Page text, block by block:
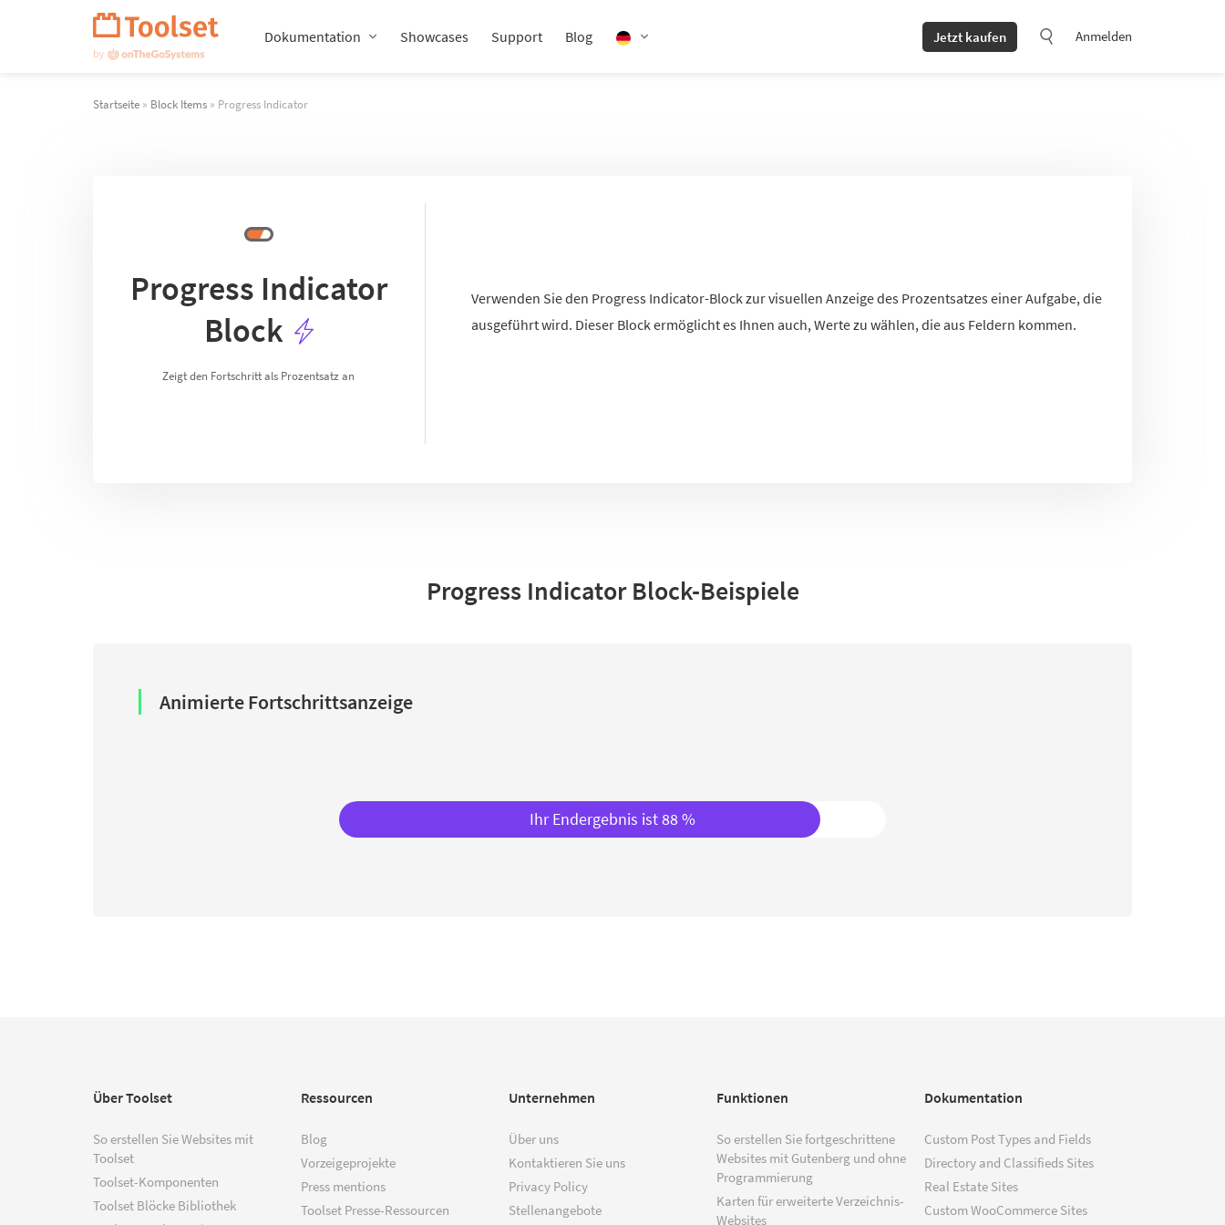
Dokumentation Showcases Support Blog Jetzt kaufen Anmelden
Startseite » Block Items » Progress Indicator
Progress Indicator
Block
Zeigt den Fortschritt als Prozentsatz an
Verwenden Sie den Progress Indicator-Block zur visuellen Anzeige des Prozentsatzes einer Aufgabe, die
ausgeführt wird. Dieser Block ermöglicht es Ihnen auch, Werte zu wählen, die aus Feldern kommen.
Progress Indicator Block-Beispiele
Animierte Fortschrittsanzeige
Ihr Endergebnis ist 88 %
Über Toolset
So erstellen Sie Websites mit
Toolset
Toolset-Komponenten
Toolset Blöcke Bibliothek
Ressourcen
Blog
Vorzeigeprojekte
Press mentions
Toolset Presse-Ressourcen
Unternehmen
Über uns
Kontaktieren Sie uns
Privacy Policy
Stellenangebote
Funktionen
So erstellen Sie fortgeschrittene
Websites mit Gutenberg und ohne
Programmierung
Karten für erweiterte Verzeichnis-
Websites
Dokumentation
Custom Post Types and Fields
Directory and Classifieds Sites
Real Estate Sites
Custom WooCommerce Sites